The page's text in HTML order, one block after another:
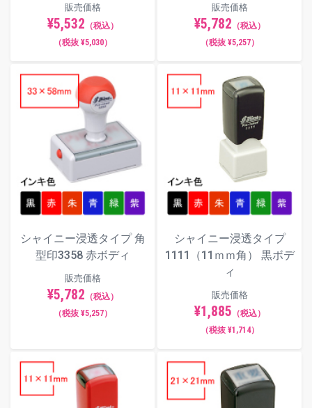
販売価格
¥5,532 （税込）
（税抜 ¥5,030）
販売価格
¥5,782 （税込）
（税抜 ¥5,257）
シャイニー浸透タイプ 角
型印3358 赤ボディ
販売価格
¥5,782 （税込）
（税抜 ¥5,257）
シャイニー浸透タイプ
1111（11ｍｍ角） 黒ボデ
ィ
販売価格
¥1,885 （税込）
（税抜 ¥1,714）